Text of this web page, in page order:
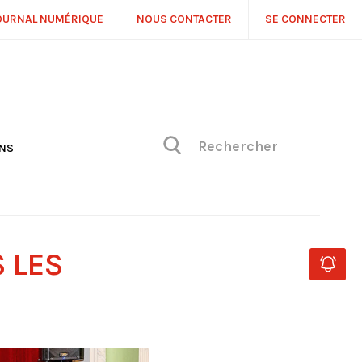
NUMÉRIQUE NOUS CONTACTER SE CONNECTER
LES